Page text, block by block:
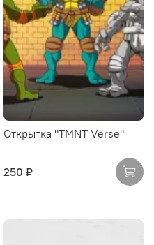
Открытка "TMNT Verse"
250 ₽